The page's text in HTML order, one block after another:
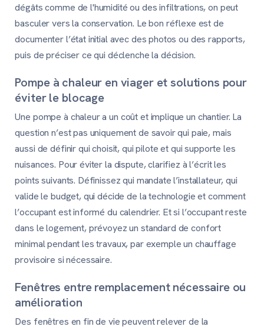
dégâts comme de l'humidité ou des infiltrations, on peut
basculer vers la conservation. Le bon réflexe est de
documenter l’état initial avec des photos ou des rapports,
puis de préciser ce qui déclenche la décision.
Pompe à chaleur en viager et solutions pour
éviter le blocage
Une pompe à chaleur a un coût et implique un chantier. La
question n’est pas uniquement de savoir qui paie, mais
aussi de définir qui choisit, qui pilote et qui supporte les
nuisances. Pour éviter la dispute, clarifiez à l’écrit les
points suivants. Définissez qui mandate l’installateur, qui
valide le budget, qui décide de la technologie et comment
l’occupant est informé du calendrier. Et si l’occupant reste
dans le logement, prévoyez un standard de confort
minimal pendant les travaux, par exemple un chauffage
provisoire si nécessaire.
Fenêtres entre remplacement nécessaire ou
amélioration
Des fenêtres en fin de vie peuvent relever de la